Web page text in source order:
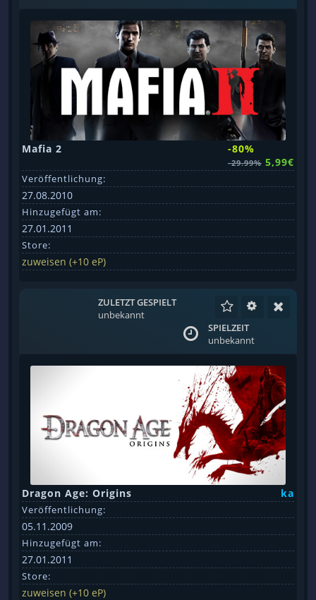
Mafia 2 -80%
-29.99% 5,99€
Veröffentlichung:
27.08.2010
Hinzugefügt am:
27.01.2011
Store:
zuweisen (+10 eP)
ZULETZT GESPIELT
unbekannt
SPIELZEIT
unbekannt
Dragon Age: Origins ka
Veröffentlichung:
05.11.2009
Hinzugefügt am:
27.01.2011
Store:
zuweisen (+10 eP)